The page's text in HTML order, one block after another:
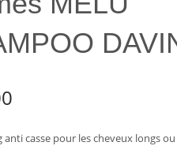
anti casse pour les cheveux longs